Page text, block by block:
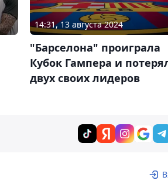
14:31, 13 августа 2024
"Барселона" проиграла
Кубок Гампера и
двух своих лидеров